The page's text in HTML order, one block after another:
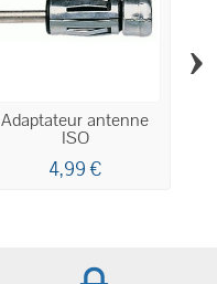
Adaptateur antenne
ISO
4,99 €
›